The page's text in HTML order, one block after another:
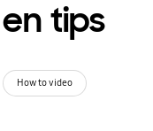
tips
How to video